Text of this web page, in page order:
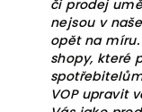
či prodej
nejsou v
opět na míru.
shopy, které
VOP upravit